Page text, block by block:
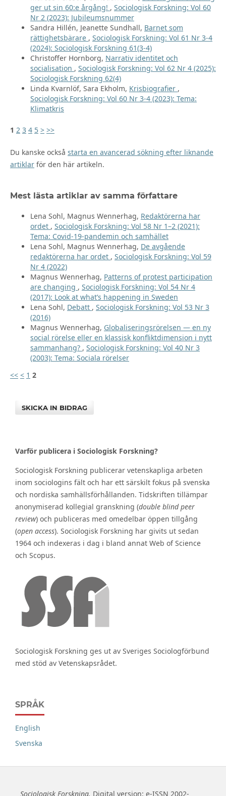
ger ut sin 60:e årgång! , Sociologisk Forskning: Vol 60
Nr 2 (2023): Jubileumsnummer
Sandra Hillén, Jeanette Sundhall, Barnet som
rättighetsbärare , Sociologisk Forskning: Vol 61 Nr 3-4
(2024): Sociologisk Forskning 61(3-4)
Christoffer Hornborg, Narrativ identitet och
socialisation , Sociologisk Forskning: Vol 62 Nr 4 (2025):
Sociologisk Forskning 62(4)
Linda Kvarnlöf, Sara Ekholm, Krisbiografier ,
Sociologisk Forskning: Vol 60 Nr 3-4 (2023): Tema:
Klimatkris
1 2 3 4 5 > >>
Du kanske också starta en avancerad sökning efter liknande
artiklarför den här artikeln.
Mest lästa artiklar av samma författare
Lena Sohl, Magnus Wennerhag, Redaktörerna har
ordet , Sociologisk Forskning: Vol 58 Nr 1–2 (2021):
Tema: Covid-19-pandemin och samhället
Lena Sohl, Magnus Wennerhag, De avgående
redaktörerna har ordet , Sociologisk Forskning: Vol 59
Nr 4 (2022)
Magnus Wennerhag, Patterns of protest participation
are changing , Sociologisk Forskning: Vol 54 Nr 4
(2017): Look at what’s happening in Sweden
Lena Sohl, Debatt , Sociologisk Forskning: Vol 53 Nr 3
(2016)
Magnus Wennerhag, Globaliseringsrörelsen — en ny
social rörelse eller en klassisk konfliktdimension i nytt
sammanhang? , Sociologisk Forskning: Vol 40 Nr 3
(2003): Tema: Sociala rörelser
<< < 1 2
SKICKA IN BIDRAG
Varför publicera i Sociologisk Forskning?
Sociologisk Forskning publicerar vetenskapliga arbeten
inom sociologins fält och har ett särskilt fokus på svenska
och nordiska samhällsförhållanden. Tidskriften tillämpar
anonymiserad kollegial granskning (double blind peer
review) och publiceras med omedelbar öppen tillgång
(open access). Sociologisk Forskning har givits ut sedan
1964 och indexeras i dag i bland annat Web of Science
och Scopus.
Sociologisk Forskning ges ut av Sveriges Sociologförbund
med stöd av Vetenskapsrådet.
SPRÅK
English
Svenska
Sociologisk Forskning. Digital version: e-ISSN 2002-